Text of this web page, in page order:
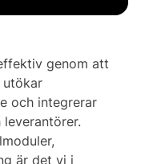
genom att
utökar
och integrerar
är det vi i